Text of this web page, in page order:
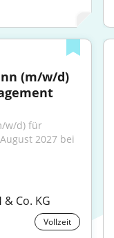
(m/w/d)
w/d) für
2027 bei
Co. KG
Vollzeit